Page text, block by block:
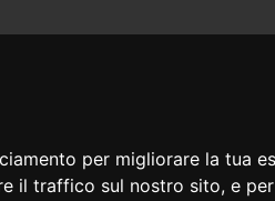
per migliorare la tua
il traffico sul nostro sito, e